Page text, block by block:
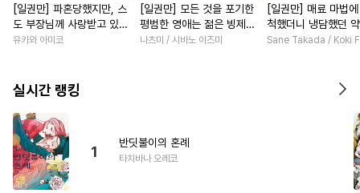
[일권만] 파혼당했지만, 스
도 부장님께 사랑받고 있습
니다 [단행본]
유카와 아미코
[일권만] 모든 것을 포기한
평범한 영애는 젊은 빙제의
총애를 받는다 [단행본]
나츠미 / 시바노 이즈미
[일권만] 매료 마법
척했더니 냉담했던
가 맹목적인 사랑꾼
Sane Takada / Koki
실시간 랭킹
1
반딧불이의 혼례
타치바나 오레코